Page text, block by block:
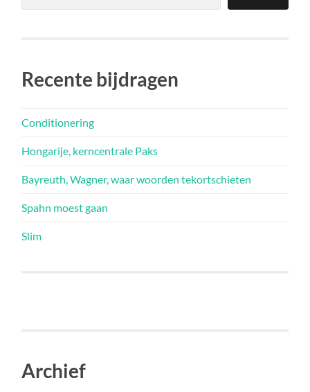
Recente bijdragen
Conditionering
Hongarije, kerncentrale Paks
Bayreuth, Wagner, waar woorden tekortschieten
Spahn moest gaan
Slim
Archief